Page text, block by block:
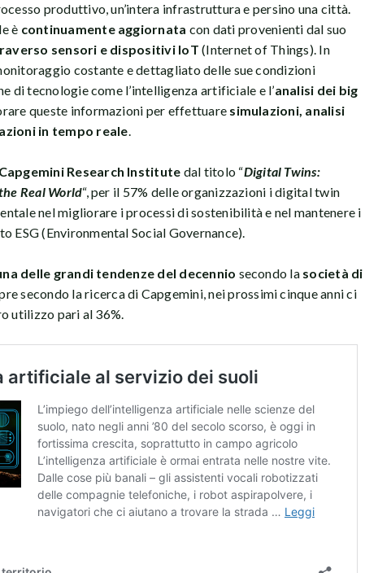
produttivo, un’intera infrastruttura e persino una città.
è continuamente aggiornata con dati provenienti dal suo
sensori e dispositivi IoT (Internet of Things). In
costante e dettagliato delle sue condizioni
di tecnologie come l’intelligenza artificiale e l’analisi dei big
queste informazioni per effettuare simulazioni, analisi
in tempo reale.
Research Institute dal titolo “Digital Twins:
Real World“, per il 57% delle organizzazioni i digital twin
nel migliorare i processi di sostenibilità e nel mantenere i
ESG (Environmental Social Governance).
delle grandi tendenze del decennio secondo la società di
secondo la ricerca di Capgemini, nei prossimi cinque anni ci
utilizzo pari al 36%.